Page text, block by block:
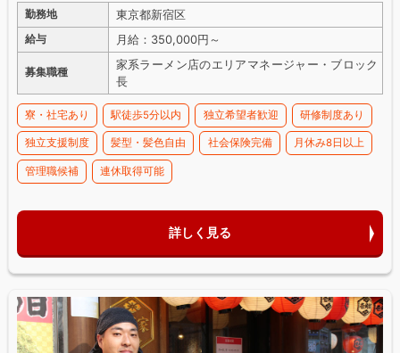
勤務地 東京都新宿区
給与 月給：350,000円～
募集職種
家系ラーメン店のエリアマネージャー・ブロック
長
寮・社宅あり 駅徒歩5分以内 独立希望者歓迎 研修制度あり
独立支援制度 髪型・髪色自由 社会保険完備 月休み8日以上
管理職候補 連休取得可能
詳しく見る